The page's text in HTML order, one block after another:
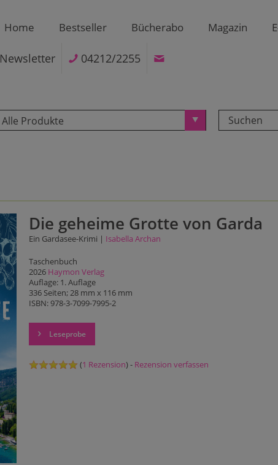
Home Bestseller Bücherabo Magazin
Newsletter 04212/2255
Alle Produkte
Die geheime Grotte von Garda
Ein Gardasee-Krimi | Isabella Archan
Taschenbuch
2026 Haymon Verlag
Auflage: 1. Auflage
336 Seiten; 28 mm x 116 mm
ISBN: 978-3-7099-7995-2
Leseprobe
(1 Rezension) - Rezension verfassen